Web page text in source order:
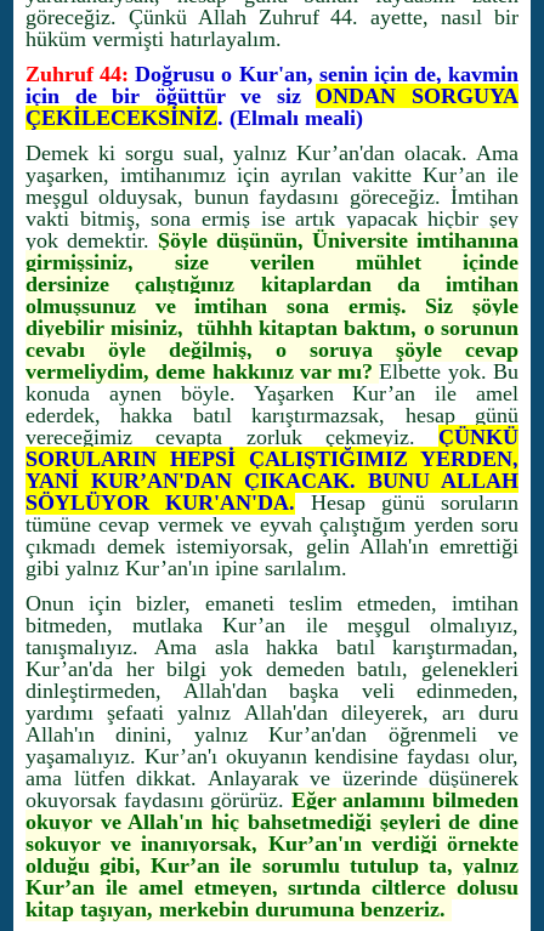
göreceğiz. Çünkü Allah Zuhruf 44. ayette, nasıl bir
hüküm vermişti hatırlayalım.
Zuhruf 44: Doğrusu o Kur'an, senin için de, kavmin
için de bir öğüttür ve sizONDAN SORGUYA
ÇEKİLECEKSİNİZ. (Elmalı meali)
Demek ki sorgu sual, yalnız Kur’an'dan olacak. Ama
yaşarken, imtihanımız için ayrılan vakitte Kur’an ile
meşgul olduysak, bunun faydasını göreceğiz. İmtihan
vakti bitmiş, sona ermiş ise artık yapacak hiçbir şey
yok demektir. Şöyle düşünün, Üniversite imtihanına
girmişsiniz, size verilen mühlet içinde
dersinize çalıştığınız kitaplardan da imtihan
olmuşsunuz ve imtihan sona ermiş. Siz şöyle
diyebilir misiniz, tühhh kitaptan baktım, o sorunun
cevabı öyle değilmiş, o soruya şöyle cevap
vermeliydim, deme hakkınız var mı?Elbette yok. Bu
konuda aynen böyle. Yaşarken Kur’an ile amel
ederdek, hakka batıl karıştırmazsak, hesap günü
vereceğimiz cevapta zorluk çekmeyiz. ÇÜNKÜ
SORULARIN HEPSİ ÇALIŞTIĞIMIZ YERDEN,
YANİ KUR’AN'DAN ÇIKACAK. BUNU ALLAH
SÖYLÜYOR KUR'AN'DA. Hesap günü soruların
tümüne cevap vermek ve eyvah çalıştığım yerden soru
çıkmadı demek istemiyorsak, gelin Allah'ın emrettiği
gibi yalnız Kur’an'ın ipine sarılalım.
Onun için bizler, emaneti teslim etmeden, imtihan
bitmeden, mutlaka Kur’an ile meşgul olmalıyız,
tanışmalıyız. Ama asla hakka batıl karıştırmadan,
Kur’an'da her bilgi yok demeden batılı, gelenekleri
dinleştirmeden, Allah'dan başka veli edinmeden,
yardımı şefaati yalnız Allah'dan dileyerek, arı duru
Allah'ın dinini, yalnız Kur’an'dan öğrenmeli ve
yaşamalıyız. Kur’an'ı okuyanın kendisine faydası olur,
ama lütfen dikkat. Anlayarak ve üzerinde düşünerek
okuyorsak faydasını görürüz. Eğer anlamını bilmeden
okuyor ve Allah'ın hiç bahsetmediği şeyleri de dine
sokuyor ve inanıyorsak, Kur’an'ın verdiği örnekte
olduğu gibi, Kur’an ile sorumlu tutulup ta, yalnız
Kur’an ile amel etmeyen, sırtında ciltlerce dolusu
kitap taşıyan, merkebin durumuna benzeriz.